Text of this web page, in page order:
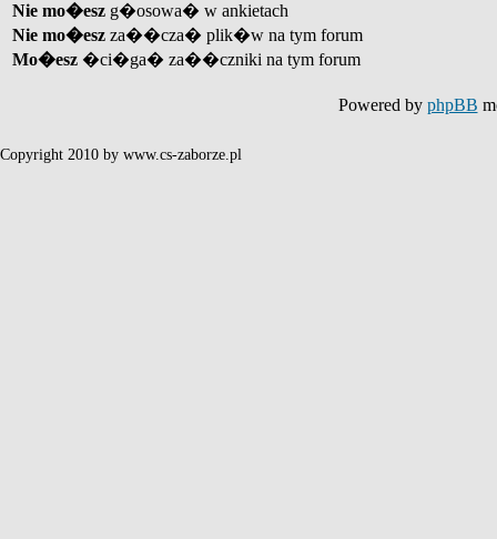
Nie mo�esz g�osowa� w ankietach
Nie mo�esz za��cza� plik�w na tym forum
Mo�esz �ci�ga� za��czniki na tym forum
Powered by phpBB
Copyright 2010 by www.cs-zaborze.pl